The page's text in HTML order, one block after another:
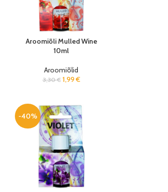
Aroomiõli Mulled Wine
10ml
Aroomiõlid
3,30€ 1,99€
-40%